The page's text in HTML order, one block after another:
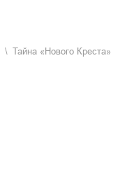
Тайна «Нового Креста»